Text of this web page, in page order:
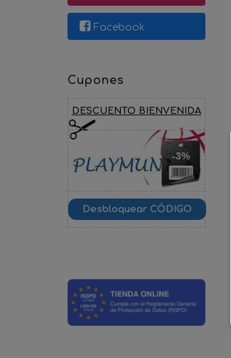
Facebook
Cupones
DESCUENTO BIENVENIDA
-3%